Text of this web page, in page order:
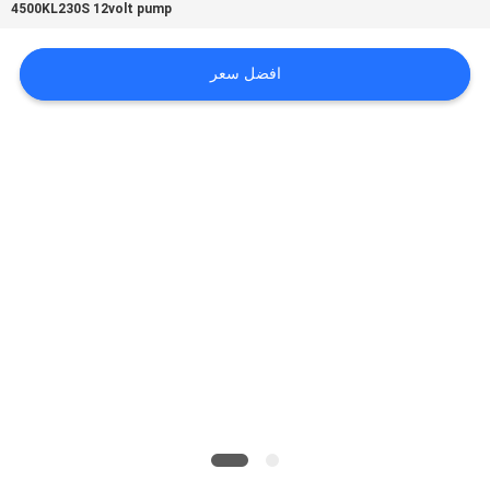
الجودة
اتصل
4500KL230S 12volt pump
افضل سعر